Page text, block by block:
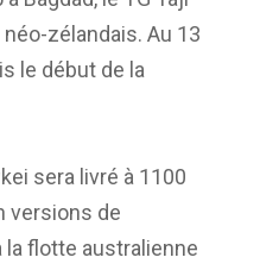
zélandais. Au 13
le début de la
sera livré à 1100
versions de
flotte australienne